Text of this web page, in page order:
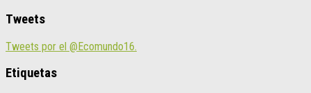
Tweets
Tweets por el @Ecomundo16.
Etiquetas